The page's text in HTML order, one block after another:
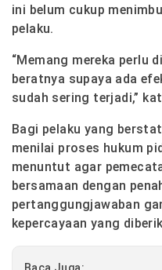
ini belum cukup
pelaku.
“Memang mereka perlu
beratnya supaya ada
sudah sering terjadi,”
Bagi pelaku yang
menilai proses hukum
menuntut agar
bersamaan dengan
pertanggungjawaban
kepercayaan yang